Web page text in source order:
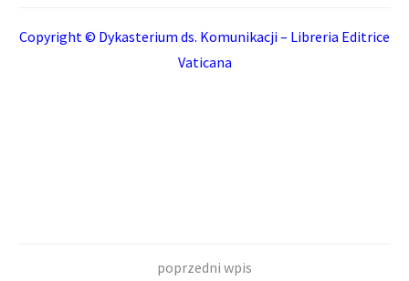
Copyright © Dykasterium ds. Komunikacji – Libreria Editrice
Vaticana
poprzedni wpis